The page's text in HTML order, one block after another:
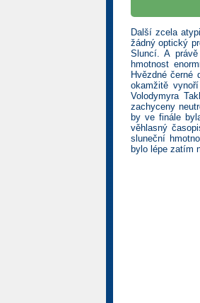
Další zcela
žádný optický
Sluncí. A
hmotnost
Hvězdné černé
okamžitě
Volodymyra
zachyceny
by ve finále
věhlasný
sluneční
bylo lépe zatím